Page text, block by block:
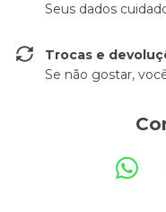
Seus dados
Trocas e
Se não gostar,